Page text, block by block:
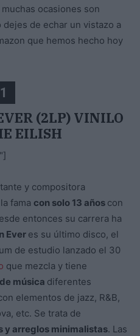
ocasiones son
de echar un vistazo a
que hemos hecho hoy
1
(2LP) VINILO
EILISH
y compositora
fama con solo 13 años con
entonces su carrera ha
Ever es su último disco, el
de estudio lanzado el 30
que mezcla y tiene
música diferentes
elementos de jazz, R&B,
etc. Se trata de
y arreglos minimalistas. Las